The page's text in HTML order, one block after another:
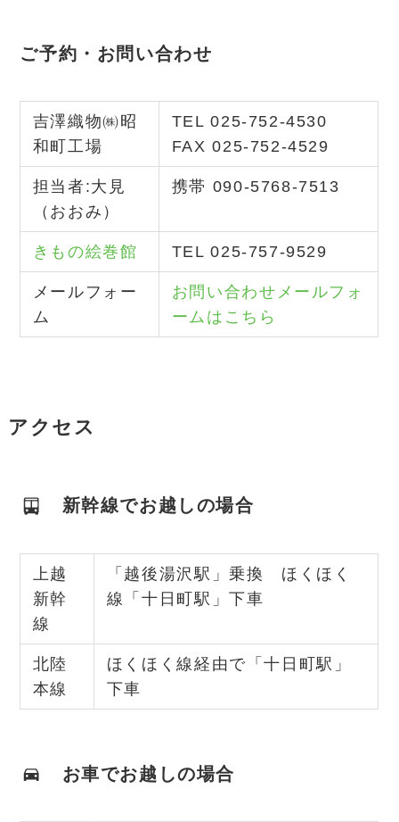
ご予約・お問い合わせ
吉澤織物㈱昭
和町工場
TEL 025-752-4530
FAX 025-752-4529
担当者:大見
（おおみ）
携帯 090-5768-7513
きもの絵巻館 TEL 025-757-9529
メールフォー
ム
お問い合わせメールフォ
ームはこちら
アクセス
新幹線でお越しの場合
上越
新幹
線
「越後湯沢駅」乗換 ほくほく
線「十日町駅」下車
北陸
本線
ほくほく線経由で「十日町駅」
下車
お車でお越しの場合